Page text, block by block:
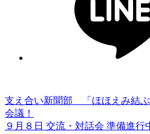
支え合い新聞部 「ほほえみ結
会議！
９月８日 交流・対話会 準備進行